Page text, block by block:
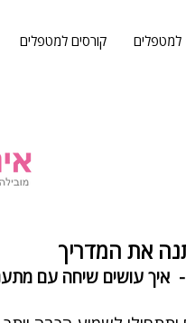
קורסים למטפלים
את המדריך